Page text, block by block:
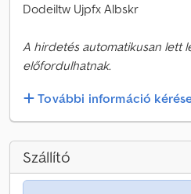
Dodeiltw Ujpfx Albskr
A hirdetés automatikusan lett
előfordulhatnak.
További információ
Szállító